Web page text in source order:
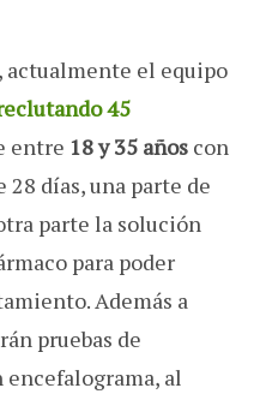
actualmente el equipo
45
entre 18 y 35 años con
28 días, una parte de
parte la solución
para poder
Además a
pruebas de
al